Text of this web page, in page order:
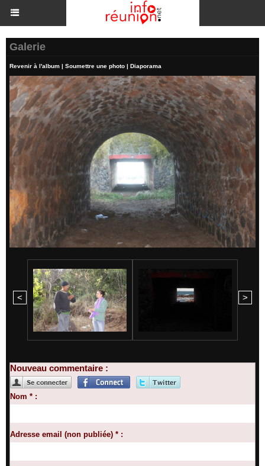
Galerie
Revenir à l'album | Soumettre une photo | Diaporama
< >
Nouveau commentaire :
Nom * :
Adresse email (non publiée) * :